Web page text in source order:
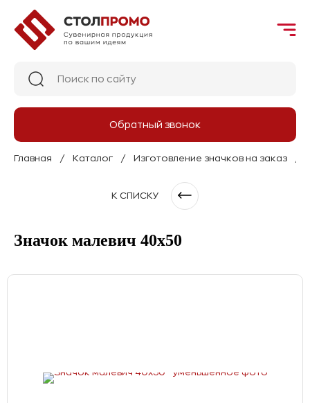
Обратный звонок
Главная Каталог Изготовление значков на заказ
К СПИСКУ
Значок малевич 40х50